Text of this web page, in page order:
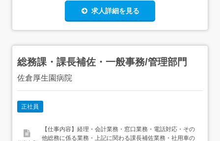
求人詳細を見る
総務課・課長補佐・一般事務/管理部門
佐倉厚生園病院
正社員
【仕事内容】経理・会計業務・窓口業務・電話対応・その
他総務に係る業務・上記に関わる課長補佐業務・社用車の